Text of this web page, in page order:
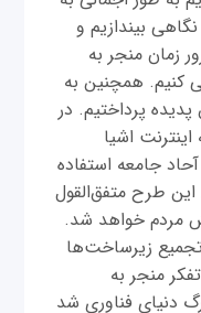
بیندازیم و
زمان منجر به
کنیم. همچنین به
پرداختیم. در
اشیا
جامعه استفاده
طرح متفق‌القول
مردم خواهد شد.
تجمیع زیرساخت‌ها
منجر به
دنیای فناوری شد